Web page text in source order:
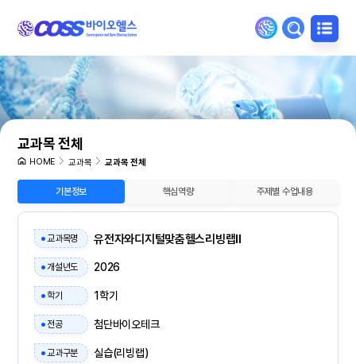
교과목 전체
HOME 교과목 교과목 전체
기본정보 핵심역량 주제별 수업내용
교과목명 유전자와디지털맞춤헬스리빙랩II
개설년도 2026
학기 1학기
전공 첨단바이오테크
교과구분 실습(리빙랩)